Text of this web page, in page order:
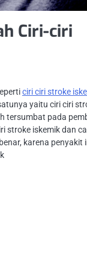
Ciri-ciri
ciri ciri stroke
yaitu ciri ciri
tersumbat pada
stroke iskemik dan
karena penyakit